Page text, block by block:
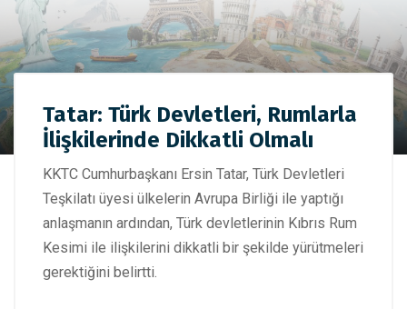
Anasayfa YILDIZLAR TOUR
Tatar: Türk Devletleri,
Rumlarla İlişkilerinde Dikkatli Olmalı
Tatar: Türk Devletleri, Rumlarla
İlişkilerinde Dikkatli Olmalı
KKTC Cumhurbaşkanı Ersin Tatar, Türk Devletleri
Teşkilatı üyesi ülkelerin Avrupa Birliği ile yaptığı
anlaşmanın ardından, Türk devletlerinin Kıbrıs Rum
Kesimi ile ilişkilerini dikkatli bir şekilde yürütmeleri
gerektiğini belirtti.